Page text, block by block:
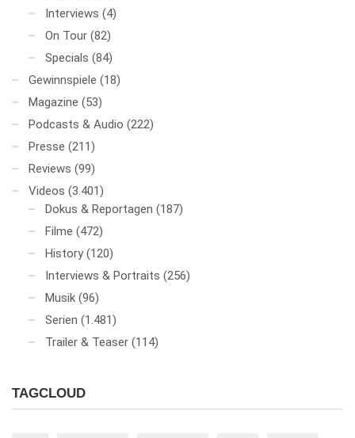
Interviews (4)
On Tour (82)
Specials (84)
Gewinnspiele (18)
Magazine (53)
Podcasts & Audio (222)
Presse (211)
Reviews (99)
Videos (3.401)
Dokus & Reportagen (187)
Filme (472)
History (120)
Interviews & Portraits (256)
Musik (96)
Serien (1.481)
Trailer & Teaser (114)
TAGCLOUD